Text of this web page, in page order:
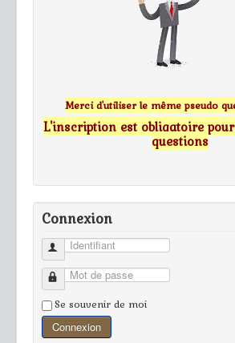
Merci d'utiliser le même pseudo
L'inscription est obligatoire
questions
Connexion
Identifiant
Mot de passe
Se souvenir de moi
Connexion